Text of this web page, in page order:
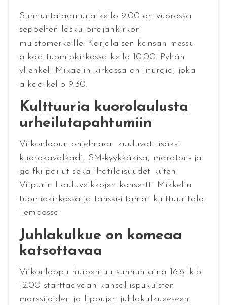
Sunnuntaiaamuna kello 9.00 on vuorossa
seppelten lasku pitäjänkirkon
muistomerkeille. Karjalaisen kansan messu
alkaa tuomiokirkossa kello 10.00. Pyhän
ylienkeli Mikaelin kirkossa on liturgia, joka
alkaa kello 9.30.
Kulttuuria kuorolaulusta
urheilutapahtumiin
Viikonlopun ohjelmaan kuuluvat lisäksi
kuorokavalkadi, SM-kyykkäkisa, maraton- ja
golfkilpailut sekä iltatilaisuudet kuten
Viipurin Lauluveikkojen konsertti Mikkelin
tuomiokirkossa ja tanssi-iltamat kulttuuritalo
Tempossa.
Juhlakulkue on komeaa
katsottavaa
Viikonloppu huipentuu sunnuntaina 16.6. klo
12.00 starttaavaan kansallispukuisten
marssijoiden ja lippujen juhlakulkueeseen